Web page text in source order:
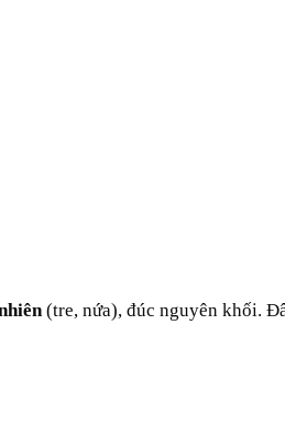
(tre, nứa), đúc nguyên khối.